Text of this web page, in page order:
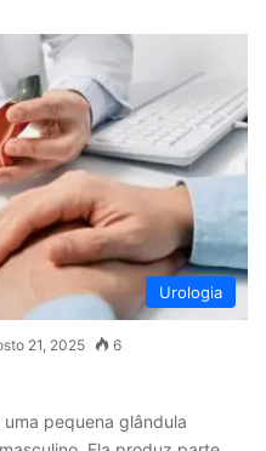
Urologia
21, 2025 6
pequena glândula